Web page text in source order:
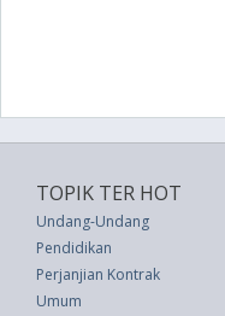
TOPIK TER HOT
Undang-Undang
Pendidikan
Perjanjian Kontrak
Umum